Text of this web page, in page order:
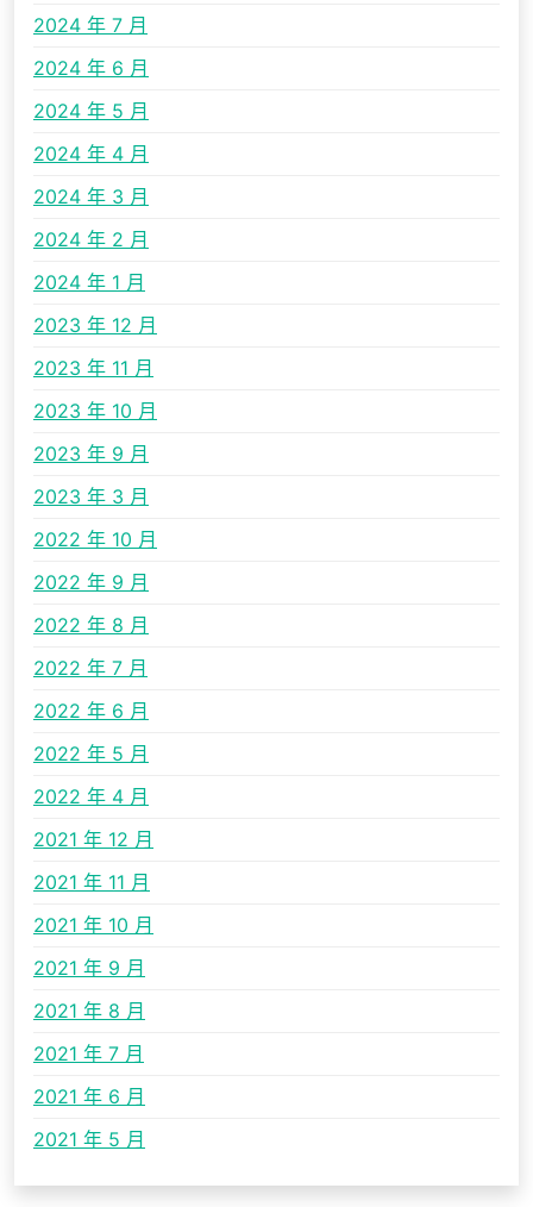
2024 年 7 月
2024 年 6 月
2024 年 5 月
2024 年 4 月
2024 年 3 月
2024 年 2 月
2024 年 1 月
2023 年 12 月
2023 年 11 月
2023 年 10 月
2023 年 9 月
2023 年 3 月
2022 年 10 月
2022 年 9 月
2022 年 8 月
2022 年 7 月
2022 年 6 月
2022 年 5 月
2022 年 4 月
2021 年 12 月
2021 年 11 月
2021 年 10 月
2021 年 9 月
2021 年 8 月
2021 年 7 月
2021 年 6 月
2021 年 5 月